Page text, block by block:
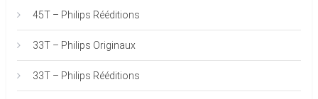
45T – Philips Rééditions
33T – Philips Originaux
33T – Philips Rééditions